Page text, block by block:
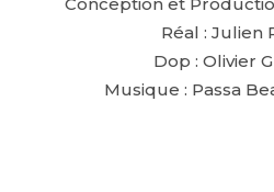
Réal : Julien
Dop : Olivier
Musique : Passa